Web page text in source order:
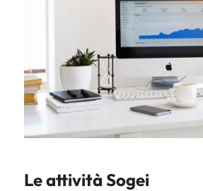
Le attività Sogei